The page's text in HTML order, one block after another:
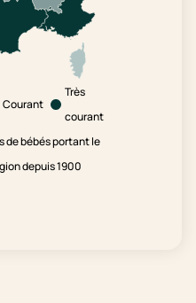
Courant
Très
courant
de bébés portant le
depuis 1900